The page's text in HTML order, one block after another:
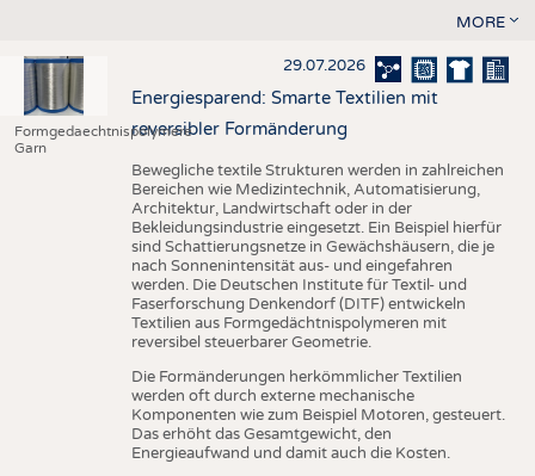
MORE
Formgedaechtnispolymere
Garn
29.07.2026
Energiesparend: Smarte Textilien mit
reversibler Formänderung
Bewegliche textile Strukturen werden in zahlreichen
Bereichen wie Medizintechnik, Automatisierung,
Architektur, Landwirtschaft oder in der
Bekleidungsindustrie eingesetzt. Ein Beispiel hierfür
sind Schattierungsnetze in Gewächshäusern, die je
nach Sonnenintensität aus- und eingefahren
werden. Die Deutschen Institute für Textil- und
Faserforschung Denkendorf (DITF) entwickeln
Textilien aus Formgedächtnispolymeren mit
reversibel steuerbarer Geometrie.
Die Formänderungen herkömmlicher Textilien
werden oft durch externe mechanische
Komponenten wie zum Beispiel Motoren, gesteuert.
Das erhöht das Gesamtgewicht, den
Energieaufwand und damit auch die Kosten.